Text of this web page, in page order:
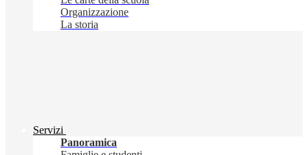
Organizzazione
La storia
Servizi
Panoramica